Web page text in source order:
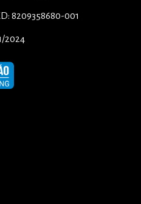
8209358680-001
2024